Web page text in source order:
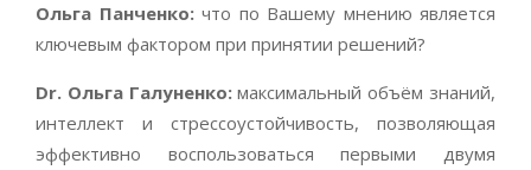
Ольга Панченко:что по Вашему мнению является
ключевым фактором при принятии решений?
Dr. Ольга Галуненко:максимальный объём знаний,
интеллект и стрессоустойчивость, позволяющая
эффективно воспользоваться первыми двумя